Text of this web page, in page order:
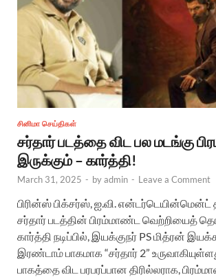
சினிமா செய்திகள்
சர்தார் படத்தை விட பல மடங்கு
இருக்கும் – கார்த்தி!
March 31, 2025 - byadmin - Leave a Comment
பிரின்ஸ் பிக்சர்ஸ், ஐ.வி. என்டர்டெயின்மென்ட்
சர்தார் படத்தின் பிரம்மாண்ட வெற்றியைத்
கார்த்தி நடிப்பில், இயக்குநர் PS மித்ரன்
இரண்டாம் பாகமாக “சர்தார் 2”
பாகத்தை விட பரபரப்பான திரில்லராக,